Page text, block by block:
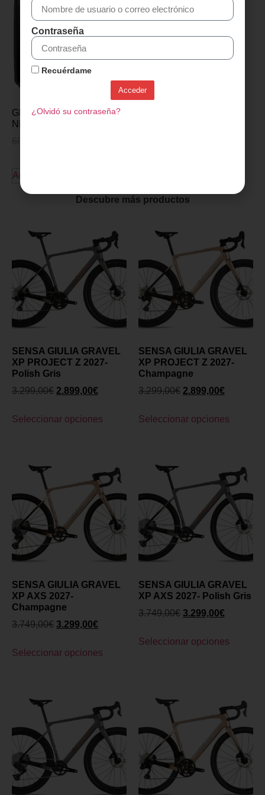
GPS BRYTON RIDER 15
NEO E
Añadir al carrito
Descubre más productos
SENSA GIULIA GRAVEL
XP PROJECT Z 2027-
Polish Gris
3.299,00€ 2.899,00€
Seleccionar opciones
SENSA GIULIA GRAVEL
XP PROJECT Z 2027-
Champagne
3.299,00€ 2.899,00€
Seleccionar opciones
SENSA GIULIA GRAVEL
XP AXS 2027-
Champagne
3.749,00€ 3.299,00€
Seleccionar opciones
SENSA GIULIA GRAVEL
XP AXS 2027- Polish Gris
3.749,00€ 3.299,00€
Seleccionar opciones
Contraseña
Recuérdame
Acceder
¿Olvidó su contraseña?